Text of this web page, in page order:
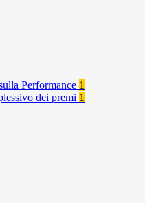
Performance 1
dei premi 1